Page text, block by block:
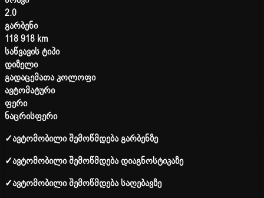
2.0
გარბენი
118 918 km
საწვავის ტიპი
დიზელი
გადაცემათა კოლოფი
ავტომატური
ფერი
ნაცრისფერი
✓ავტომობილი შემოწმდება გარბენზე
✓ავტომობილი შემოწმდება დიაგნოსტიკაზე
✓ავტომობილი შემოწმდება საღებავზე